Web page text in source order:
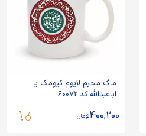
ماگ محرم لایوم کیومک یا
اباعبدالله کد 60072
400,200تومان